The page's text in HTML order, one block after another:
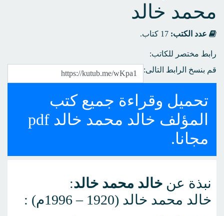
محمد خالد
عدد الكتب:
رابط مختصر للكاتب:
قم بنسخ الرابط التالى:
تحميل وقراءة جميع كتب
المؤلف خالد محمد خالد pdf
مجانا.
نبذة عن خالد محمد خالد:
خالد محمد خالد (1920 – 1996م) :